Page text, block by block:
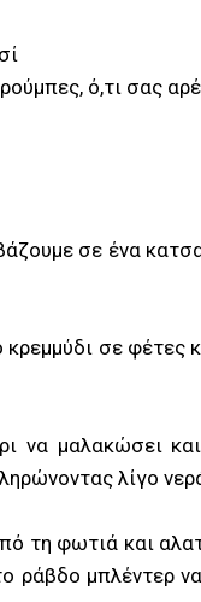
ό,τι σας
σε ένα
σε
να μαλακώσει
λίγο
τη φωτιά και
ράβδο μπλέντερ